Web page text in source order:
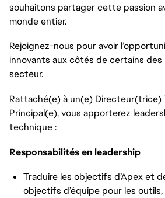
souhaitons partager cette passion
monde entier.
Rejoignez-nous pour avoir
innovants aux côtés de certains
secteur.
Rattaché(e) à un(e) Directeur(trice)
Principal(e), vous apporterez
technique :
Responsabilités en leadership
Traduire les objectifs d’Apex et
objectifs d’équipe pour les